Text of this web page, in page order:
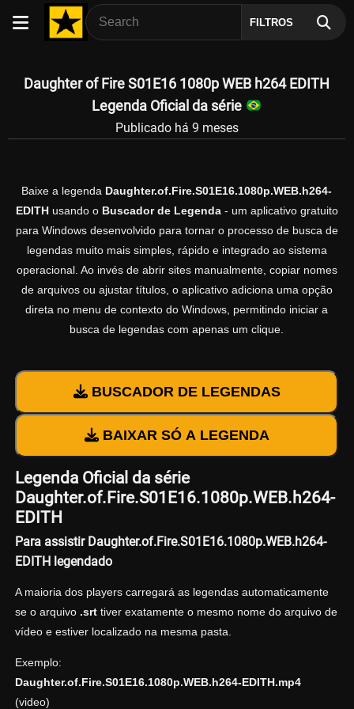
FILTROS
Daughter of Fire S01E16 1080p WEB h264 EDITH
Legenda Oficial da série
Publicado há 9 meses
Baixe a legenda Daughter.of.Fire.S01E16.1080p.WEB.h264-
EDITHusando o Buscador de Legenda- um aplicativo gratuito
para Windows desenvolvido para tornar o processo de busca de
legendas muito mais simples, rápido e integrado ao sistema
operacional. Ao invés de abrir sites manualmente, copiar nomes
de arquivos ou ajustar títulos, o aplicativo adiciona uma opção
direta no menu de contexto do Windows, permitindo iniciar a
busca de legendas com apenas um clique.
BUSCADOR DE LEGENDAS
BAIXAR SÓ A LEGENDA
Legenda Oficial da série
Daughter.of.Fire.S01E16.1080p.WEB.h264-
EDITH
Para assistir Daughter.of.Fire.S01E16.1080p.WEB.h264-
EDITH legendado
A maioria dos players carregará as legendas automaticamente
se o arquivo .srttiver exatamente o mesmo nome do arquivo de
vídeo e estiver localizado na mesma pasta.
Exemplo:
Daughter.of.Fire.S01E16.1080p.WEB.h264-EDITH.mp4
(video)